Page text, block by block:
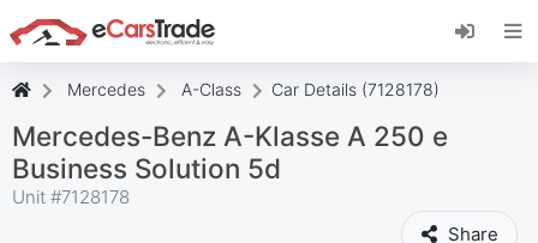
Установите веб-приложение eCarsTrade,
добавьте его на главный экран и получайте
Mercedes A-Class Car Details (7128178)
Mercedes-Benz A-Klasse A 250 e
Business Solution 5d
Unit #7128178
Share